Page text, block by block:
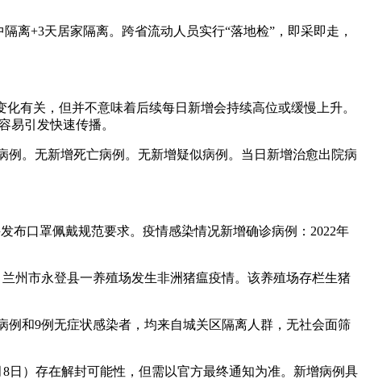
离+3天居家隔离。跨省流动人员实行“落地检”，即采即走，
有关，但并不意味着后续每日新增会持续高位或缓慢上升。
易引发快速传播。
例。无新增死亡病例。无新增疑似病例。当日新增治愈出院病
布口罩佩戴规范要求。疫情感染情况新增确诊病例：2022年
州市永登县一养殖场发生非洲猪瘟疫情。该养殖场存栏生猪
例和9例无症状感染者，均来自城关区隔离人群，无社会面筛
日）存在解封可能性，但需以官方最终通知为准。新增病例具